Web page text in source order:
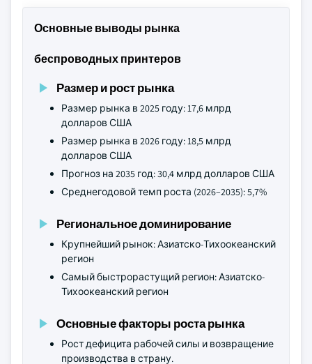
Основные выводы рынка
беспроводных принтеров
Размер и рост рынка
Размер рынка в 2025 году: 17,6 млрд
долларов США
Размер рынка в 2026 году: 18,5 млрд
долларов США
Прогноз на 2035 год: 30,4 млрд долларов США
Среднегодовой темп роста (2026–2035): 5,7%
Региональное доминирование
Крупнейший рынок: Азиатско-Тихоокеанский
регион
Самый быстрорастущий регион: Азиатско-
Тихоокеанский регион
Основные факторы роста рынка
Рост дефицита рабочей силы и возвращение
производства в страну.